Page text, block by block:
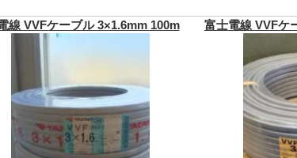
線 VVFケーブル 3×1.6mm 100m 富士電線 VVFケ